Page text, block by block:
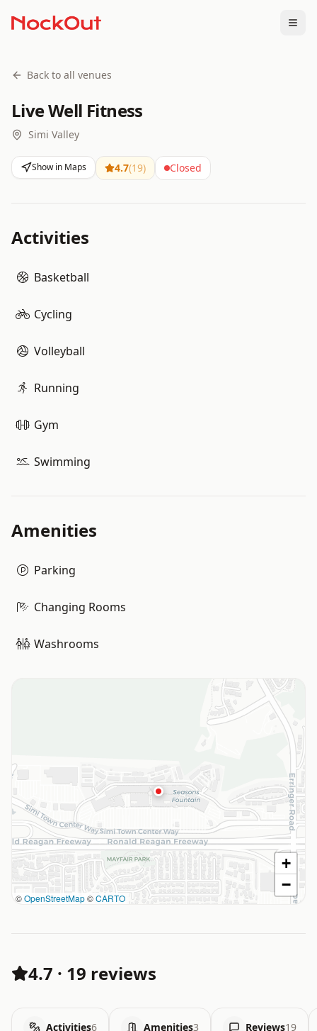
Back to all venues
Live Well Fitness
Simi Valley
Show in Maps 4.7(19) Closed
Activities
Basketball
Cycling
Volleyball
Running
Gym
Swimming
Amenities
Parking
Changing Rooms
Washrooms
©OpenStreetMap©CARTO
+
−
4.7 · 19 reviews
Activities6 Amenities3 Reviews19